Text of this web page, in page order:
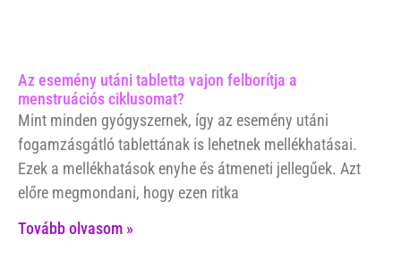
Az esemény utáni tabletta vajon felborítja a
menstruációs ciklusomat?
Mint minden gyógyszernek, így az esemény utáni
fogamzásgátló tablettának is lehetnek mellékhatásai.
Ezek a mellékhatások enyhe és átmeneti jellegűek. Azt
előre megmondani, hogy ezen ritka
Tovább olvasom »